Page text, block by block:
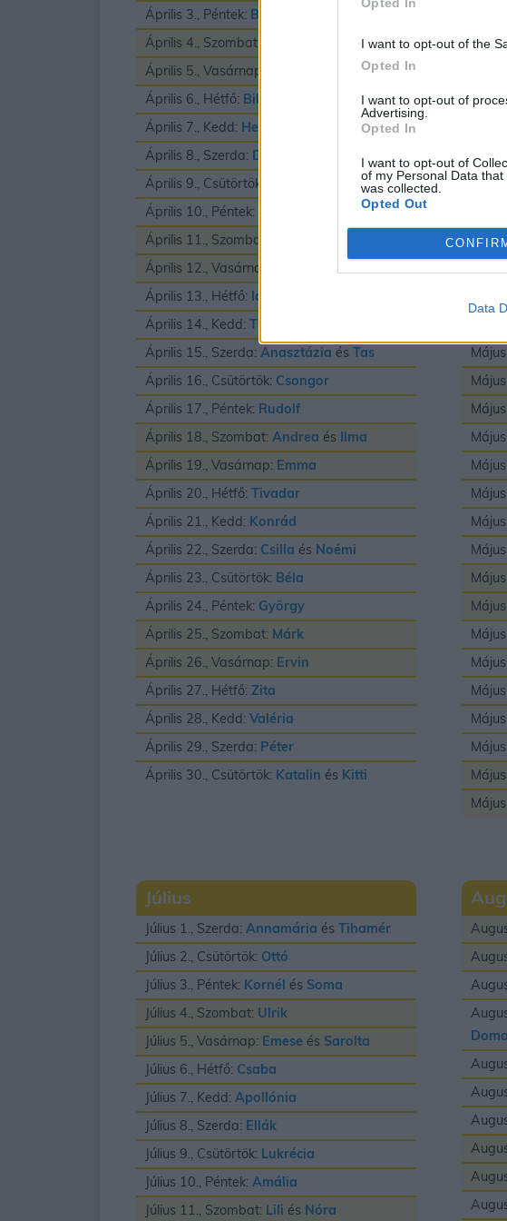
I want to opt-out of the
Opted In
I want to opt-out of
Advertising.
Opted In
I want to opt-out of
of my Personal Data
was collected.
Opted Out
Data
Április 3., Péntek: Buda
Április 4., Szombat:
Április 5., Vasárnap:
Április 6., Hétfő: Biborka
Április 7., Kedd: Herman
Április 8., Szerda: Dénes
Április 9., Csütörtök:
Április 10., Péntek:
Április 11., Szombat:
Április 12., Vasárnap:
Április 13., Hétfő: Ida
Április 14., Kedd: Tibor
Április 15., Szerda: Anasztázia és Tas
Április 16., Csütörtök: Csongor
Április 17., Péntek: Rudolf
Április 18., Szombat: Andrea és Ilma
Április 19., Vasárnap: Emma
Április 20., Hétfő: Tivadar
Április 21., Kedd: Konrád
Április 22., Szerda: Csilla és Noémi
Április 23., Csütörtök: Béla
Április 24., Péntek: György
Április 25., Szombat: Márk
Április 26., Vasárnap: Ervin
Április 27., Hétfő: Zita
Április 28., Kedd: Valéria
Április 29., Szerda: Péter
Április 30., Csütörtök: Katalin és Kitti
Július
Július 1., Szerda: Annamária és Tihamér
Július 2., Csütörtök: Ottó
Július 3., Péntek: Kornél és Soma
Július 4., Szombat: Ulrik
Július 5., Vasárnap: Emese és Sarolta
Július 6., Hétfő: Csaba
Július 7., Kedd: Apollónia
Július 8., Szerda: Ellák
Július 9., Csütörtök: Lukrécia
Július 10., Péntek: Amália
Július 11., Szombat: Lili és Nóra